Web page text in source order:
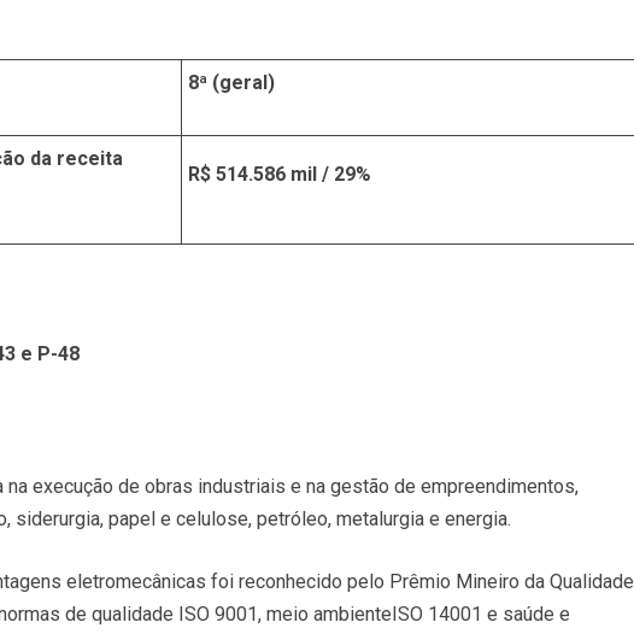
8ª (geral)
da receita
R$ 514.586 mil / 29%
e P-48
execução de obras industriais e na gestão de empreendimentos,
siderurgia, papel e celulose, petróleo, metalurgia e energia.
eletromecânicas foi reconhecido pelo Prêmio Mineiro da Qualidade
de qualidade ISO 9001, meio ambienteISO 14001 e saúde e